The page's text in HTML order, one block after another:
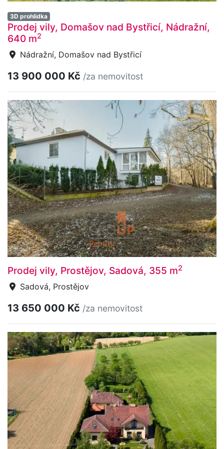
3D prohlídka
Prodej vily, Domašov nad Bystřicí, Nádražní,
640 m2
Nádražní, Domašov nad Bystřicí
13 900 000 Kč /za nemovitost
Prodej vily, Prostějov, Sadová, 355 m2
Sadová, Prostějov
13 650 000 Kč /za nemovitost